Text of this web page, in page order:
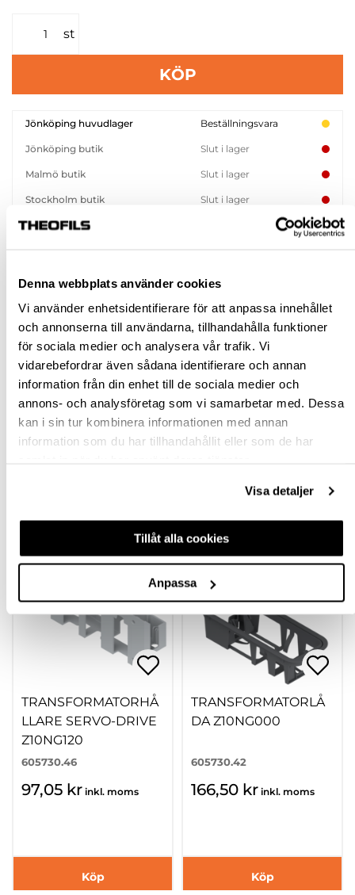
Denna webbplats använder cookies
Vi använder enhetsidentifierare för att anpassa innehållet
och annonserna till användarna, tillhandahålla funktioner
för sociala medier och analysera vår trafik. Vi
vidarebefordrar även sådana identifierare och annan
information från din enhet till de sociala medier och
annons- och analysföretag som vi samarbetar med. Dessa
kan i sin tur kombinera informationen med annan
information som du har tillhandahållit eller som de har
Visa detaljer
Tillåt alla cookies
Anpassa
st
KÖP
Jönköping huvudlager Beställningsvara
Jönköping butik Slut i lager
Malmö butik Slut i lager
Stockholm butik Slut i lager
Snabba leveranser
BESKRIVNING & FILER
SPECIFIKATION
FRÅGA OM PRODUKT
TRANSFORMATORHÅ
LLARE SERVO-DRIVE
Z10NG120
605730.46
97,05 kr inkl. moms
Köp
TRANSFORMATORLÅ
DA Z10NG000
605730.42
166,50 kr inkl. moms
Köp